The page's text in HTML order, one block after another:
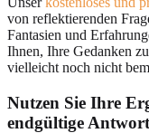
von reflektierenden
Fantasien und
Ihnen, Ihre Gedanken
vielleicht noch nicht
Nutzen Sie Ihre
endgültige Antwort